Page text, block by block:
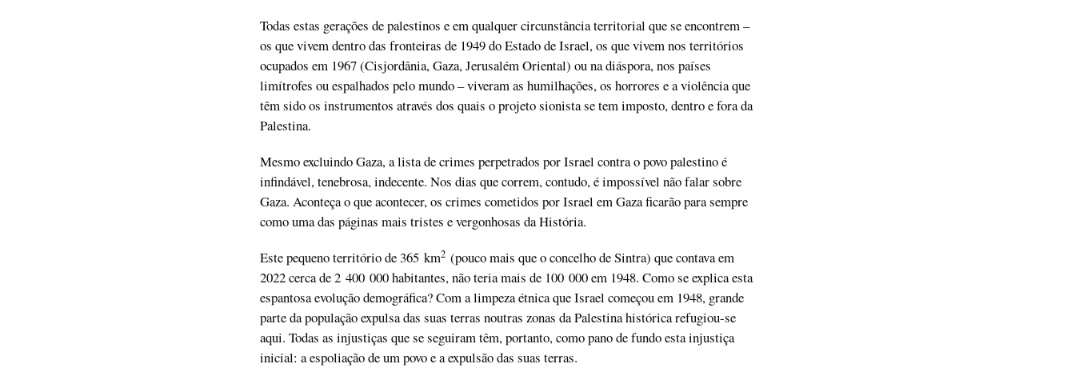
Todas estas gerações de palestinos e em qualquer circunstância territorial que se encontrem –
os que vivem dentro das fronteiras de 1949 do Estado de Israel, os que vivem nos territórios
ocupados em 1967 (Cisjordânia, Gaza, Jerusalém Oriental) ou na diáspora, nos países
limítrofes ou espalhados pelo mundo – viveram as humilhações, os horrores e a violência que
têm sido os instrumentos através dos quais o projeto sionista se tem imposto, dentro e fora da
Palestina.
Mesmo excluindo Gaza, a lista de crimes perpetrados por Israel contra o povo palestino é
infindável, tenebrosa, indecente. Nos dias que correm, contudo, é impossível não falar sobre
Gaza. Aconteça o que acontecer, os crimes cometidos por Israel em Gaza ficarão para sempre
como uma das páginas mais tristes e vergonhosas da História.
Este pequeno território de 365 km2(pouco mais que o concelho de Sintra) que contava em
2022 cerca de 2 400 000 habitantes, não teria mais de 100 000 em 1948. Como se explica esta
espantosa evolução demográfica? Com a limpeza étnica que Israel começou em 1948, grande
parte da população expulsa das suas terras noutras zonas da Palestina histórica refugiou-se
aqui. Todas as injustiças que se seguiram têm, portanto, como pano de fundo esta injustiça
inicial: a espoliação de um povo e a expulsão das suas terras.